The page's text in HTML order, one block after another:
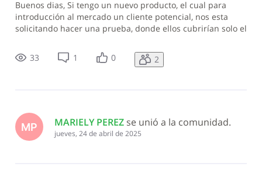
Buenos dias, Si tengo un nuevo producto, el cual para
introducción al mercado un cliente potencial, nos esta
solicitando hacer una prueba, donde ellos cubrirían solo el
debajo del costo, cabe mencionar que nuestros productos
son exento de Itbis, y
33 1 0 2
MP MARIELY PEREZ se unió a la comunidad.
jueves, 24 de abril de 2025